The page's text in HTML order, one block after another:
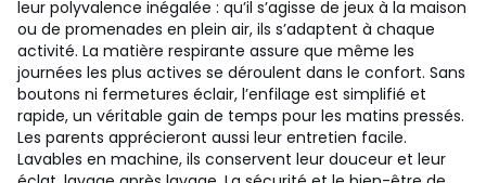
leur polyvalence inégalée : qu’il s’agisse de jeux à la maison
ou de promenades en plein air, ils s’adaptent à chaque
activité. La matière respirante assure que même les
journées les plus actives se déroulent dans le confort. Sans
boutons ni fermetures éclair, l’enfilage est simplifié et
rapide, un véritable gain de temps pour les matins pressés.
Les parents apprécieront aussi leur entretien facile.
Lavables en machine, ils conservent leur douceur et leur